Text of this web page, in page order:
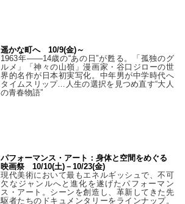
遥かな町へ 10/9(金)～
1963年――14歳の“あの日”が甦る。「孤独のグ
ルメ」「神々の山嶺」漫画家・谷口ジローの世
界的名作が日本初実写化。中年男が中学時代へ
タイムスリップ…人生の選択を見つめ直す“大人
の青春物語”
パフォーマンス・アート：身体と空間をめぐる
映画祭 10/10(土)－10/23(金)
現代美術において最もエネルギッシュで、不可
欠なジャンルへと進化を遂げたパフォーマン
ス・アート。シーンを創造し、革新してきた先
駆者たちのドキュメンタリーをラインナップ。